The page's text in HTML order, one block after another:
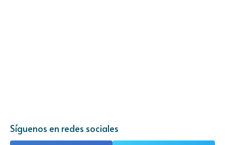
Síguenos en redes sociales